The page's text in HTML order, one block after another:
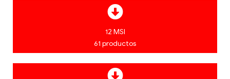
12 MSI
61 productos